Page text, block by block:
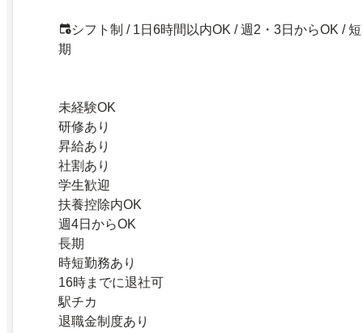
シフト制 / 1日6時間以内OK / 週2・3日からOK / 短
期
未経験OK
研修あり
昇給あり
社割あり
学生歓迎
扶養控除内OK
週4日からOK
長期
時短勤務あり
16時までに退社可
駅チカ
退職金制度あり